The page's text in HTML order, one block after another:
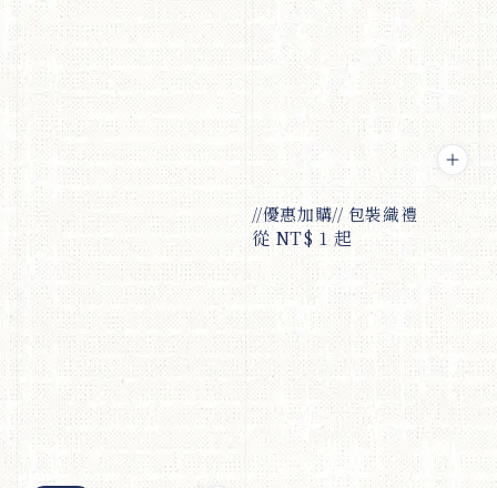
//優惠加購// 包裝織禮
Regular
price
從 NT$ 1起